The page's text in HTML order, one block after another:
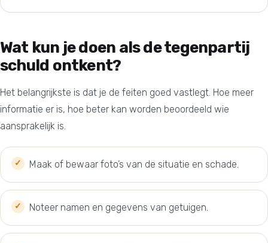
Wat kun je doen als de tegenpartij
schuld ontkent?
Het belangrijkste is dat je de feiten goed vastlegt. Hoe meer
informatie er is, hoe beter kan worden beoordeeld wie
aansprakelijk is.
Maak of bewaar foto’s van de situatie en schade.
Noteer namen en gegevens van getuigen.